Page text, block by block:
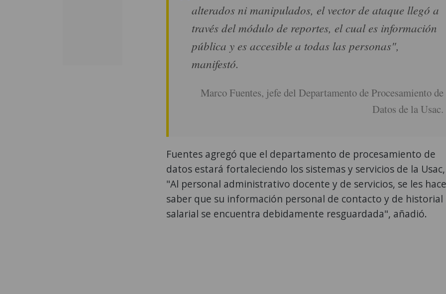
alterados ni manipulados, el vector de ataque llegó a
través del módulo de reportes, el cual es información
pública y es accesible a todas las personas",
manifestó.
Marco Fuentes, jefe del Departamento de Procesamiento de
Datos de la Usac.
Fuentes agregó que el departamento de procesamiento de
datos estará fortaleciendo los sistemas y servicios de la Usac,
"Al personal administrativo docente y de servicios, se les hace
saber que su información personal de contacto y de historial
salarial se encuentra debidamente resguardada", añadió.